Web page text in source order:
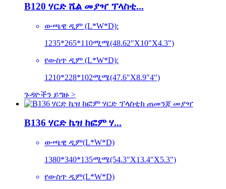
B120 ሃርድ ሼል መያዣ ፕላስቲ...
ውጫዊ ዲም (L*W*D):
1235*265*110ሚሜ(48.62"X10"X4.3")
የውስጥ ዲም (L*W*D):
1210*228*102ሚሜ(47.6"X8.9"4")
ጉዳዮችን ይግዙ >
B136 ሃርድ ኬዝ ከፎም ሃ...
ውጫዊ ዲም(L*W*D)
1380*340*135ሚሜ(54.3"X13.4"X5.3")
የውስጥ ዲም(L*W*D)